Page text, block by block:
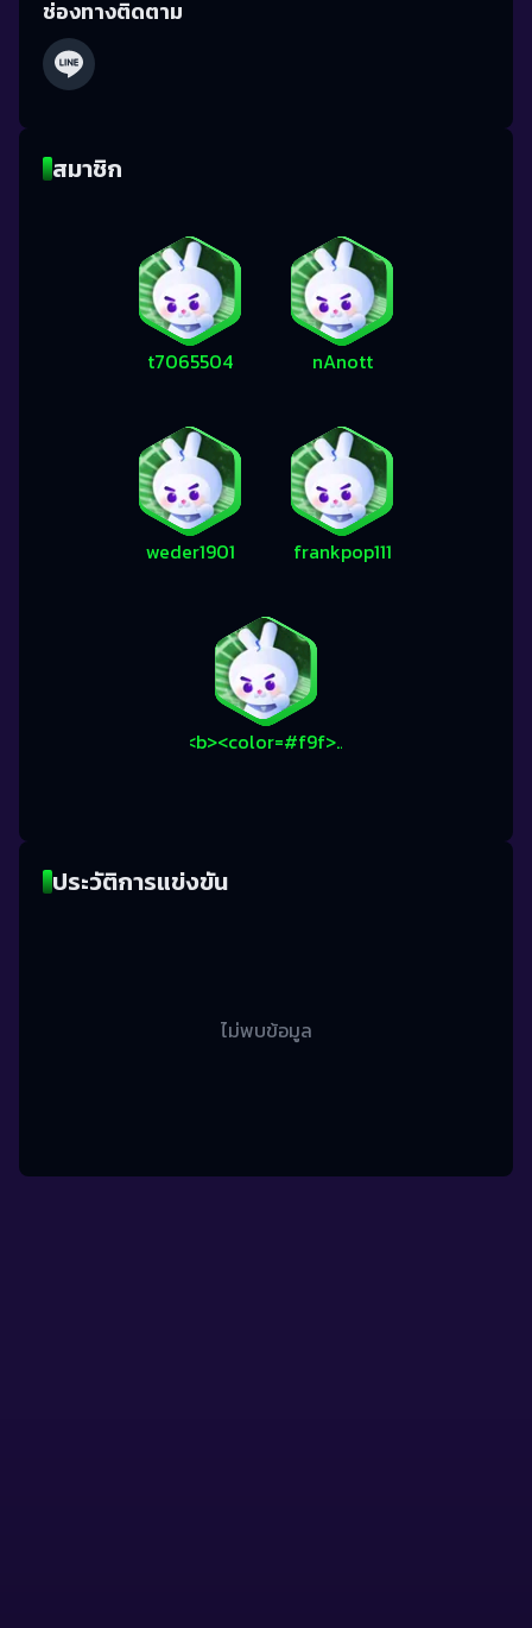
ช่องทางติดตาม
สมาชิก
t7065504 nAnott
weder1901 frankpop111
<b><color=#f9f>Ɓαr͜͡<color>ƅie</
ประวัติการแข่งขัน
ไม่พบข้อมูล